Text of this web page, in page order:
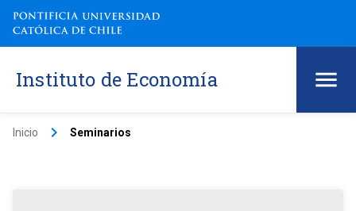
Instituto de Economía
Inicio keyboard_arrow_right Seminarios